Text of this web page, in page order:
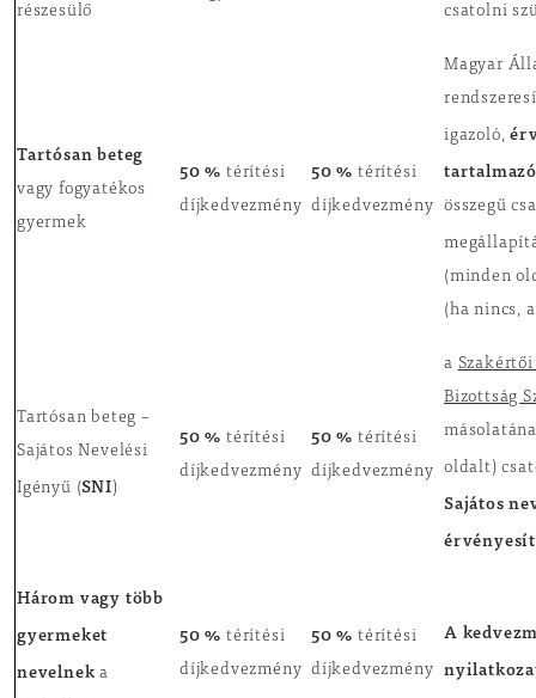
részesülő
csatolni
Tartósan beteg
vagy fogyatékos
gyermek
50 % térítési
díjkedvezmény
50 % térítési
díjkedvezmény
Magyar
igazoló,
tartalmazó
összegű
(minden
(ha nincs,
Tartósan beteg –
Sajátos Nevelési
Igényű (SNI)
50 % térítési
díjkedvezmény
50 % térítési
díjkedvezmény
a
Bizottság
oldalt)
Sajátos
Három vagy több
gyermeket
nevelnek a
50 % térítési
díjkedvezmény
50 % térítési
díjkedvezmény
A